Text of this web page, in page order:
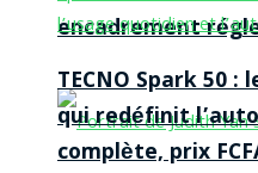
encadrement
TECNO Spark 50
qui redéfinit
complète, prix